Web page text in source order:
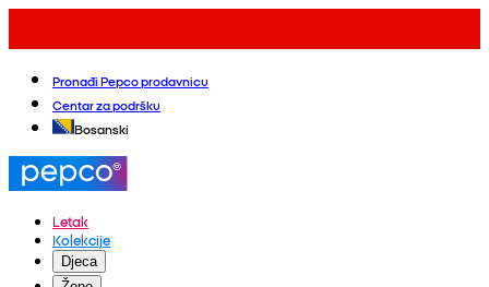
Pronađi Pepco prodavnicu
Centar za podršku
Bosanski
Letak
Kolekcije
Djeca